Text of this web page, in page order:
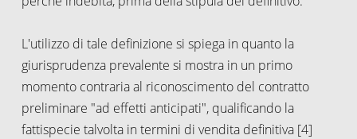
L'utilizzo di tale definizione si spiega in quanto la
giurisprudenza prevalente si mostra in un primo
momento contraria al riconoscimento del contratto
preliminare "ad effetti anticipati", qualificando la
fattispecie talvolta in termini di vendita definitiva [4]